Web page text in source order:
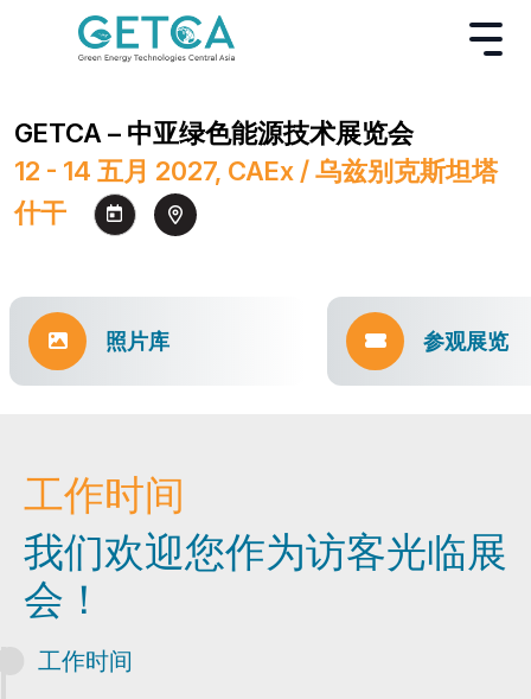
GETCA – 中亚绿色能源技术展览会
12 - 14 五月 2027, CAEx / 乌兹别克斯坦塔
什干
照片库 参观展览
工作时间
我们欢迎您作为访客光临展
会！
工作时间